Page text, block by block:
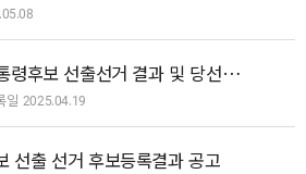
[공고] 진보당 21대 대통령후보 선출선거 결과 및 당선자공고
일 2025.04.19
선출 선거 후보등록결과 공고